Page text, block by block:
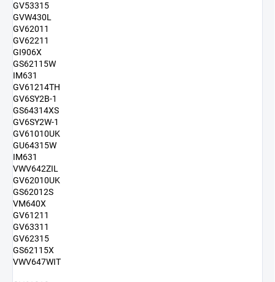
GV53315
GVW430L
GV62011
GV62211
GI906X
GS62115W
IM631
GV61214TH
GV6SY2B-1
GS64314XS
GV6SY2W-1
GV61010UK
GU64315W
IM631
VWV642ZIL
GV62010UK
GS62012S
VM640X
GV61211
GV63311
GV62315
GS62115X
VWV647WIT